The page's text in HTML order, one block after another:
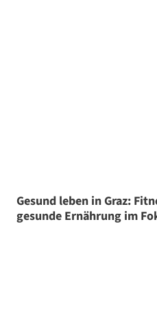
Gesund leben in Graz:
gesunde Ernährung im